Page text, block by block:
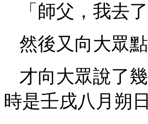
「師父，我去了
然後又向大眾
才向大眾說了
時是壬戌八月朔